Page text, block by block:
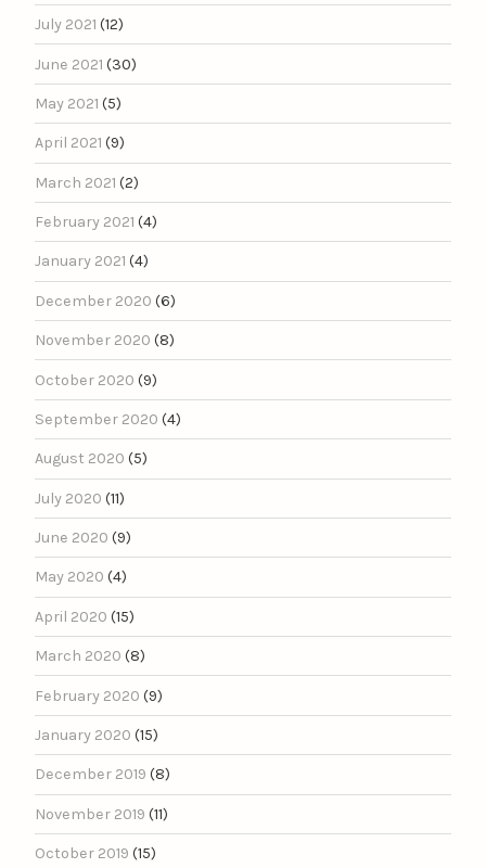
July 2021 (12)
June 2021 (30)
May 2021 (5)
April 2021 (9)
March 2021 (2)
February 2021 (4)
January 2021 (4)
December 2020 (6)
November 2020 (8)
October 2020 (9)
September 2020 (4)
August 2020 (5)
July 2020 (11)
June 2020 (9)
May 2020 (4)
April 2020 (15)
March 2020 (8)
February 2020 (9)
January 2020 (15)
December 2019 (8)
November 2019 (11)
October 2019 (15)